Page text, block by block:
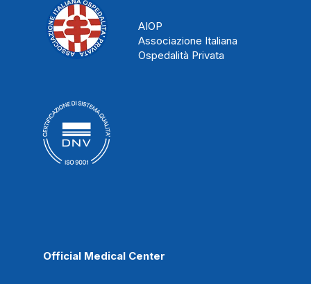
AIOP
Associazione Italiana
Ospedalità Privata
Official Medical Center